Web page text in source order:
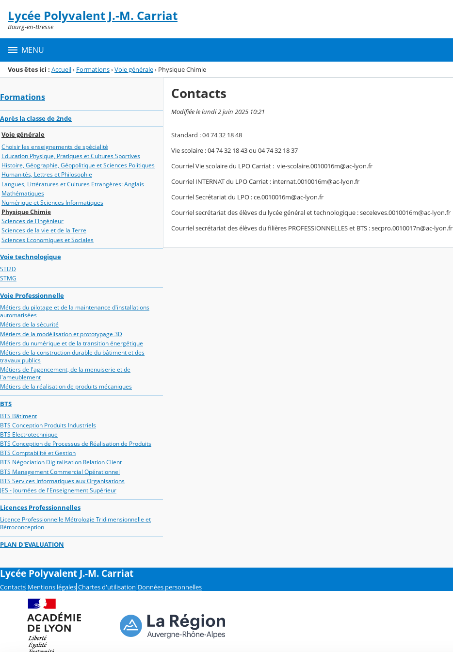
Menu de la rubrique
Contenu
Lycée Polyvalent J.-M. Carriat
Bourg-en-Bresse
MENU
Vous êtes ici : Accueil› Formations›Voie générale› Physique Chimie
Formations
Après la classe de 2nde
Voie générale
Choisir les enseignements de spécialité
Education Physique, Pratiques et Cultures Sportives
Histoire, Géographie, Géopolitique et Sciences Politiques
Humanités, Lettres et Philosophie
Langues, Littératures et Cultures Etrangères: Anglais
Mathématiques
Numérique et Sciences Informatiques
Physique Chimie
Sciences de l'Ingénieur
Sciences de la vie et de la Terre
Sciences Economiques et Sociales
Voie technologique
STI2D
STMG
Voie Professionnelle
Métiers du pilotage et de la maintenance d'installations
automatisées
Métiers de la sécurité
Métiers de la modélisation et prototypage 3D
Métiers du numérique et de la transition énergétique
Métiers de la construction durable du bâtiment et des
travaux publics
Métiers de l'agencement, de la menuiserie et de
l'ameublement
Métiers de la réalisation de produits mécaniques
BTS
BTS Bâtiment
BTS Conception Produits Industriels
BTS Electrotechnique
BTS Conception de Processus de Réalisation de Produits
BTS Comptabilité et Gestion
BTS Négociation Digitalisation Relation Client
BTS Management Commercial Opérationnel
BTS Services Informatiques aux Organisations
JES - Journées de l'Enseignement Supérieur
Licences Professionnelles
Licence Professionnelle Métrologie Tridimensionnelle et
Rétroconception
PLAN D'EVALUATION
Contacts
Modifiée le lundi 2 juin 2025 10:21
Standard : 04 74 32 18 48
Vie scolaire : 04 74 32 18 43 ou 04 74 32 18 37
Courriel Vie scolaire du LPO Carriat : vie-scolaire.0010016m@ac-lyon.fr
Courriel INTERNAT du LPO Carriat : internat.0010016m@ac-lyon.fr
Courriel Secrétariat du LPO : ce.0010016m@ac-lyon.fr
Courriel secrétariat des élèves du lycée général et technologique : seceleves.0010016m@ac-lyon.fr
Courriel secrétariat des élèves du filières PROFESSIONNELLES et BTS : secpro.0010017n@ac-lyon.fr
Lycée Polyvalent J.-M. Carriat
Contacts Mentions légales Chartes d'utilisation Données personnelles